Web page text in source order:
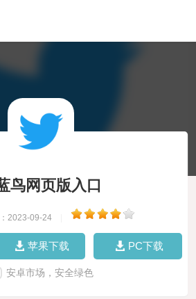
鸟网页版入口
2023-09-24
苹果下载 PC下载
安卓市场，安全绿色